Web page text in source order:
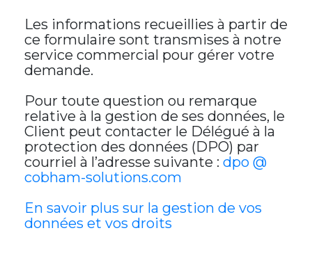
Les informations recueillies à partir de
ce formulaire sont transmises à notre
service commercial pour gérer votre
demande.
Pour toute question ou remarque
relative à la gestion de ses données, le
Client peut contacter le Délégué à la
protection des données (DPO) par
courriel à l’adresse suivante : dpo @
cobham-solutions.com
En savoir plus sur la gestion de vos
données et vos droits